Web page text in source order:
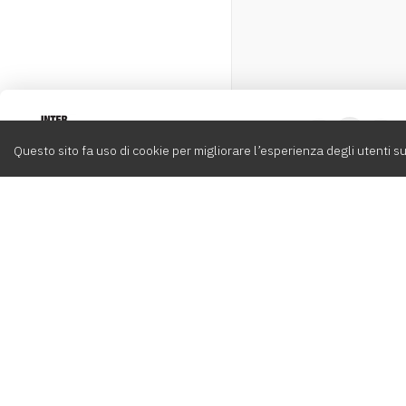
Questo sito fa uso di cookie per migliorare l’esperienza degli utenti